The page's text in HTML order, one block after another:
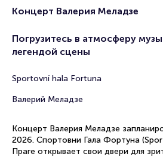
Концерт Валерия Меладзе
Погрузитесь в атмосферу
легендой сцены
Sportovní hala Fortuna
Валерий Меладзе
Концерт Валерия Меладзе
2026. Спортовни Гала Фортуна
Праге открывает свои двери для